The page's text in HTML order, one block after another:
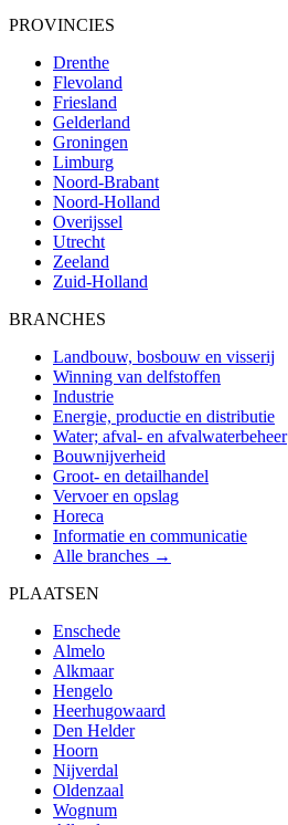
PROVINCIES
Drenthe
Flevoland
Friesland
Gelderland
Groningen
Limburg
Noord-Brabant
Noord-Holland
Overijssel
Utrecht
Zeeland
Zuid-Holland
BRANCHES
Landbouw, bosbouw en visserij
Winning van delfstoffen
Industrie
Energie, productie en distributie
Water; afval- en afvalwaterbeheer
Bouwnijverheid
Groot- en detailhandel
Vervoer en opslag
Horeca
Informatie en communicatie
Alle branches →
PLAATSEN
Enschede
Almelo
Alkmaar
Hengelo
Heerhugowaard
Den Helder
Hoorn
Nijverdal
Oldenzaal
Wognum